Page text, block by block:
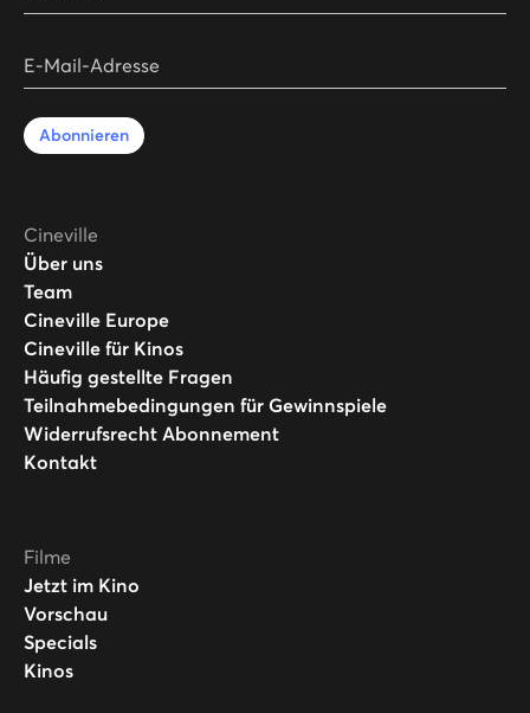
E-Mail-Adresse
Abonnieren
Cineville
Über uns
Team
Cineville Europe
Cineville für Kinos
Häufig gestellte Fragen
Teilnahmebedingungen für Gewinnspiele
Widerrufsrecht Abonnement
Kontakt
Filme
Jetzt im Kino
Vorschau
Specials
Kinos